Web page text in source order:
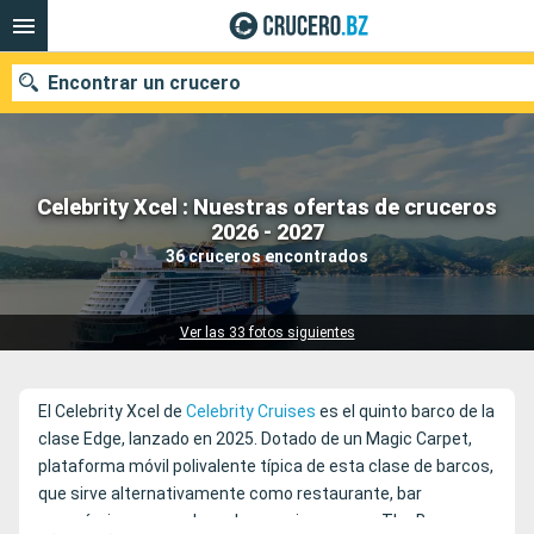
Celebrity Xcel : Nuestras ofertas de cruceros
2026 - 2027
36 cruceros encontrados
Ver las 33 fotos siguientes
Encontrar un crucero
Nuestros destinos
Fecha de salida
Puertos
El Celebrity Xcel de Celebrity Cruises es el quinto barco de la
clase Edge, lanzado en 2025. Dotado de un Magic Carpet,
plataforma móvil polivalente típica de esta clase de barcos,
que sirve alternativamente como restaurante, bar
panorámico y zona de embarque, innova con The Bazaar, un